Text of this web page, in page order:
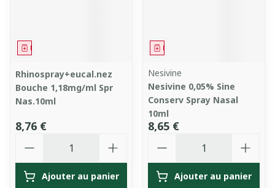
Médicament
Rhinospray+eucal.nez
Bouche 1,18mg/ml Spr
Nas.10ml
8,76 €
Ajouter au panier
Médicament
Nesivine
Nesivine 0,05% Sine
Conserv Spray Nasal
10ml
8,65 €
Ajouter au panier